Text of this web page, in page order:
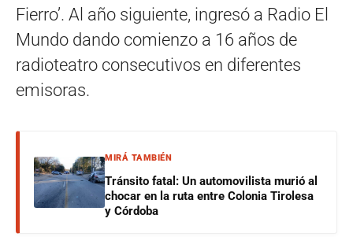
Fierro’. Al año siguiente, ingresó a Radio El
Mundo dando comienzo a 16 años de
radioteatro consecutivos en diferentes
emisoras.
MIRÁ TAMBIÉN
Tránsito fatal: Un automovilista murió al
chocar en la ruta entre Colonia Tirolesa
y Córdoba